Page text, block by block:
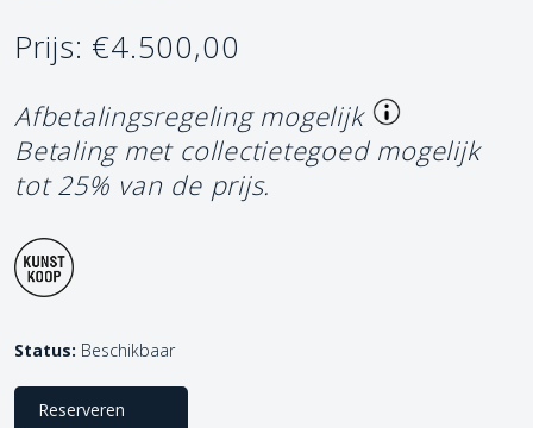
Prijs: €4.500,00
Afbetalingsregeling mogelijk
Betaling met collectietegoed mogelijk
tot 25% van de prijs.
Status: Beschikbaar
Reserveren